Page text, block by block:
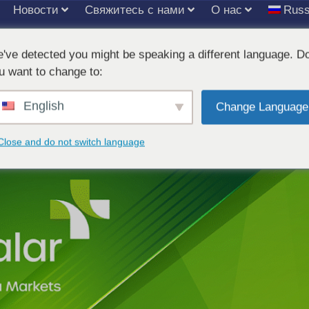
Новости Свяжитесь с нами О нас
в Hospitalar
detected you might be speaking a different language.
want to change to:
English Change Language
and do not switch language